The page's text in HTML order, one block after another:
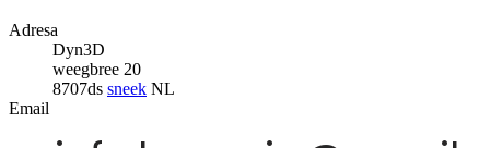
Adresa
Dyn3D
weegbree 20
8707ds sneek NL
Email